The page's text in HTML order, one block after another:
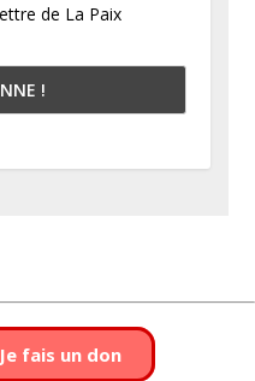
de La Paix
Je fais un don